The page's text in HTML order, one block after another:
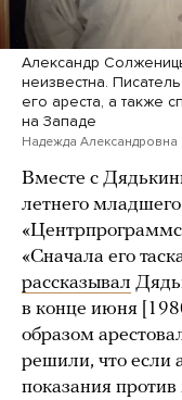
Александр
неизвестна. Писатель
его ареста, а также
на Западе
Надежда
Вместе с
летнего
«Сначала его
рассказывал
в конце июня
образом
решили, что если
показания